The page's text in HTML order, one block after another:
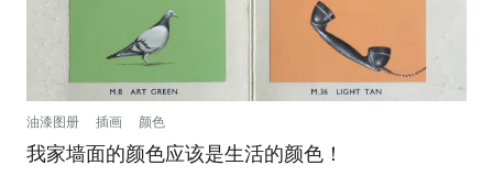
油漆图册 插画 颜色
我家墙面的颜色应该是生活的颜色！